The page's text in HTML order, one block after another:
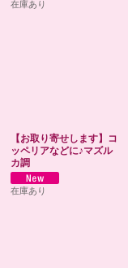
在庫あり
【お取り寄せします】コ
ッペリアなどに♪マズル
カ調
在庫あり